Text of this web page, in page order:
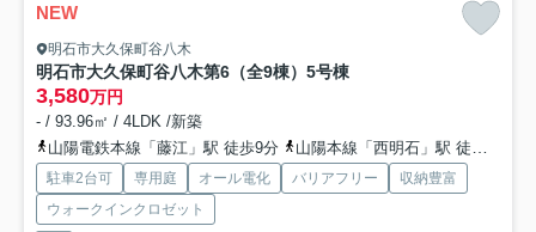
NEW
明石市大久保町谷八木
明石市大久保町谷八木第6（全9棟）5号棟
3,580万円
- / 93.96㎡ / 4LDK /新築
山陽電鉄本線「藤江」駅 徒歩9分
山陽本線「西明石」駅 徒歩24分
駐車2台可 専用庭 オール電化 バリアフリー
収納豊富
ウォークインクロゼット